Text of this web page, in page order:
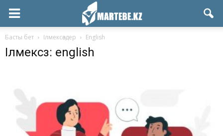
Басты бет Ілмексөздер English
Ілмексөз: english